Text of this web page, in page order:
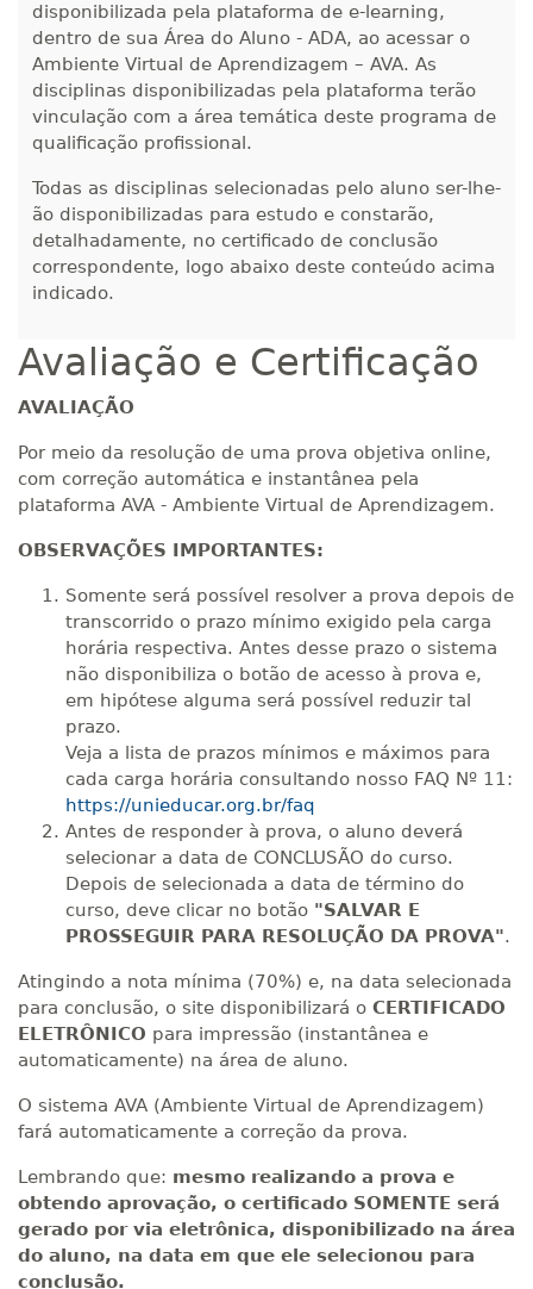
disponibilizada pela plataforma de e-learning,
dentro de sua Área do Aluno - ADA, ao acessar o
Ambiente Virtual de Aprendizagem – AVA. As
disciplinas disponibilizadas pela plataforma terão
vinculação com a área temática deste programa de
qualificação profissional.
Todas as disciplinas selecionadas pelo aluno ser-lhe-
ão disponibilizadas para estudo e constarão,
detalhadamente, no certificado de conclusão
correspondente, logo abaixo deste conteúdo acima
indicado.
Avaliação e Certificação
AVALIAÇÃO
Por meio da resolução de uma prova objetiva online,
com correção automática e instantânea pela
plataforma AVA - Ambiente Virtual de Aprendizagem.
OBSERVAÇÕES IMPORTANTES:
Somente será possível resolver a prova depois de
transcorrido o prazo mínimo exigido pela carga
horária respectiva. Antes desse prazo o sistema
não disponibiliza o botão de acesso à prova e,
em hipótese alguma será possível reduzir tal
prazo.
Veja a lista de prazos mínimos e máximos para
cada carga horária consultando nosso FAQ Nº 11:
https://unieducar.org.br/faq
Antes de responder à prova, o aluno deverá
selecionar a data de CONCLUSÃO do curso.
Depois de selecionada a data de término do
curso, deve clicar no botão "SALVAR E
PROSSEGUIR PARA RESOLUÇÃO DA PROVA".
Atingindo a nota mínima (70%) e, na data selecionada
para conclusão, o site disponibilizará o CERTIFICADO
ELETRÔNICO para impressão (instantânea e
automaticamente) na área de aluno.
O sistema AVA (Ambiente Virtual de Aprendizagem)
fará automaticamente a correção da prova.
Lembrando que: mesmo realizando a prova e
obtendo aprovação, o certificado SOMENTE será
gerado por via eletrônica, disponibilizado na área
do aluno, na data em que ele selecionou para
conclusão.